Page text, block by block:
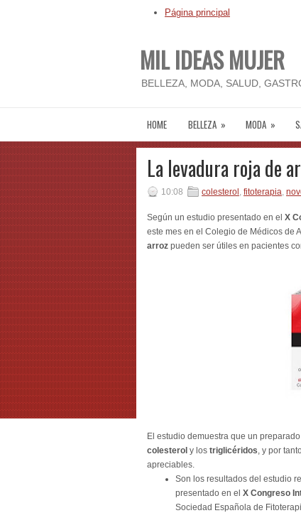
Página principal
MIL IDEAS MUJER
BELLEZA, MODA, SALUD,
HOME BELLEZA » MODA »
La levadura roja de
10:08 colesterol , fitoterapia,
Según un estudio presentado en el X
este mes en el Colegio de Médicos de
arroz pueden ser útiles en pacientes
El estudio demuestra que un
colesterol y los triglicéridos, y por
apreciables.
Son los resultados del estudio
presentado en el X Congreso
Sociedad Española de